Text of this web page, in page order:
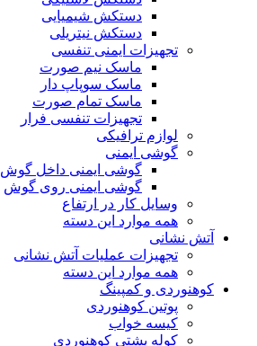
دستکش شیمیایی
دستکش نیتریلی
تجهیزات ایمنی تنفسی
ماسک نیم صورت
ماسک سوپاپ دار
ماسک تمام صورت
تجهیزات تنفسی فرار
لوازم ترافیکی
گوشی ایمنی
گوشی ایمنی داخل گوش
گوشی ایمنی روی گوش
وسایل کار در ارتفاع
همه موارد این دسته
آتش نشانی
تجهیزات عملیات آتش نشانی
همه موارد این دسته
کوهنوردی و کمپینگ
پوتین کوهنوردی
کیسه خواب
کوله پشتی کوهنوردی